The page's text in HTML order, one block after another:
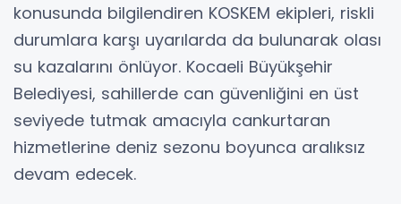
konusunda bilgilendiren KOSKEM ekipleri, riskli
durumlara karşı uyarılarda da bulunarak olası
su kazalarını önlüyor. Kocaeli Büyükşehir
Belediyesi, sahillerde can güvenliğini en üst
seviyede tutmak amacıyla cankurtaran
hizmetlerine deniz sezonu boyunca aralıksız
devam edecek.